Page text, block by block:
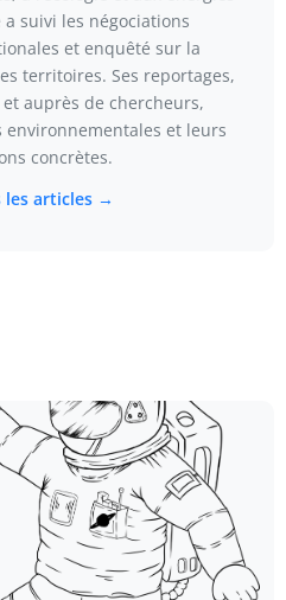
suivi les négociations
et enquêté sur la
territoires. Ses reportages,
auprès de chercheurs,
et leurs
concrètes.
les articles →